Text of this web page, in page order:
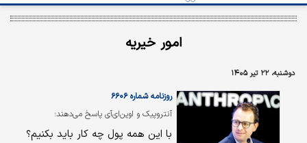
امور خیریه
دوشنبه، ۲۲ تیر ۱۴۰۵
آنتروپیک و اوپن‌ای‌آی پاسخ می‌دهند؛
روزنامه شماره ۶۶۰۶
با این همه پول چه کار باید بکنیم؟